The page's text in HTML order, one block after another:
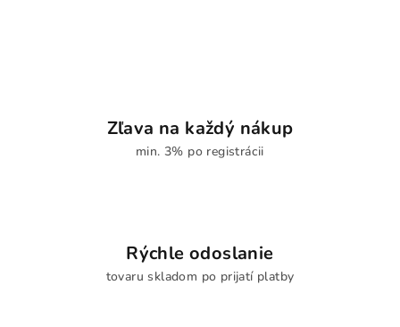
Zľava na každý nákup
min. 3% po registrácii
Rýchle odoslanie
tovaru skladom po prijatí platby